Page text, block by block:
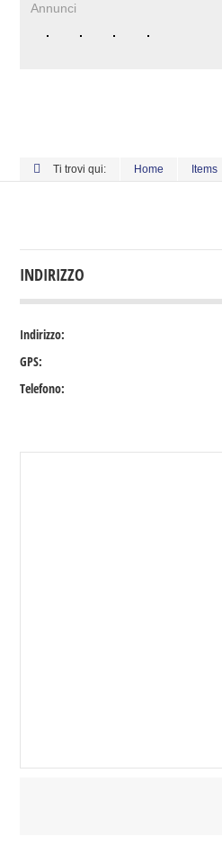
Annunci
Ti trovi qui: Home Items
INDIRIZZO
Indirizzo:
GPS:
Telefono: